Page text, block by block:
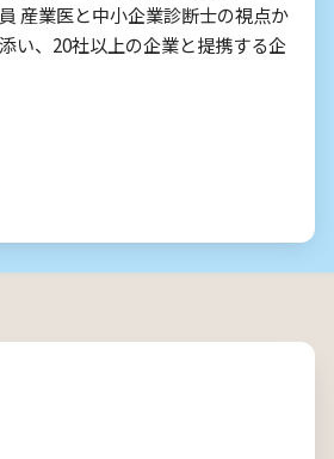
産業医と中小企業診断士の視点か
い、20社以上の企業と提携する企